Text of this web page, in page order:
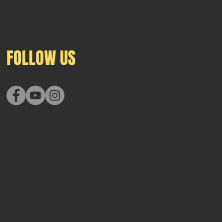
FOLLOW US